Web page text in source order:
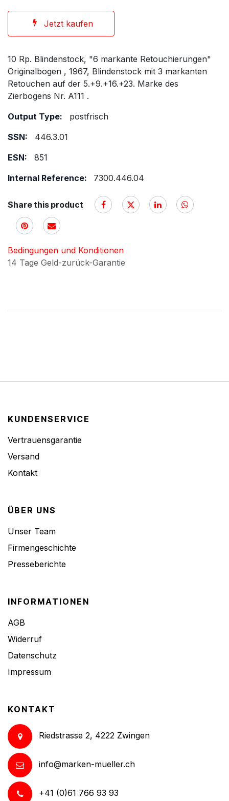
Jetzt kaufen
10 Rp. Blindenstock, "6 markante Retouchierungen"
Originalbogen , 1967, Blindenstock mit 3 markanten
Retouchen auf der 5.+9.+16.+23. Marke des
Zierbogens Nr. A111 .
Output Type:
postfrisch
SSN:
446.3.01
ESN:
851
Internal Reference:
7300.446.04
Share this product
Bedingungen und Konditionen
14 Tage Geld-zurück-Garantie
KUNDENSERVICE
Vertrauensgarantie
Versand
Kontakt
ÜBER UNS
Unser Team
Firmengeschichte
Presseberichte
INFORMATIONEN
AGB
Widerruf
Datenschutz
Impressum
KONTAKT
Riedstrasse 2, 4222 Zwingen
info@marken-mueller.ch
+41 (0)61 766 93 93